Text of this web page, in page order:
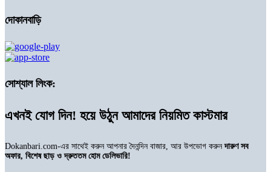
দোকানবাড়ি
সোশ্যাল লিংক:
এখনই যোগ দিন! হয়ে উঠুন আমাদের নিয়মিত কাস্টমার
Dokanbari.com-এর সাথেই করুন আপনার দৈনন্দিন বাজার, আর উপভোগ করুনদারুণ সব
অফার, বিশেষ ছাড় ও দ্রুততম হোম ডেলিভারি!